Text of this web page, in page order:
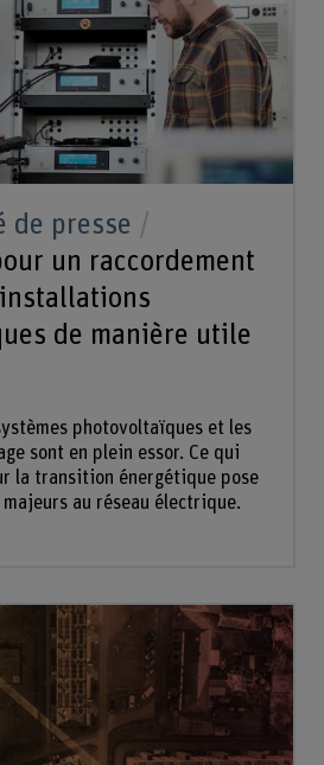
de presse
un raccordement
de manière utile
photovoltaïques et les
sont en plein essor. Ce qui
la transition énergétique pose
au réseau électrique.